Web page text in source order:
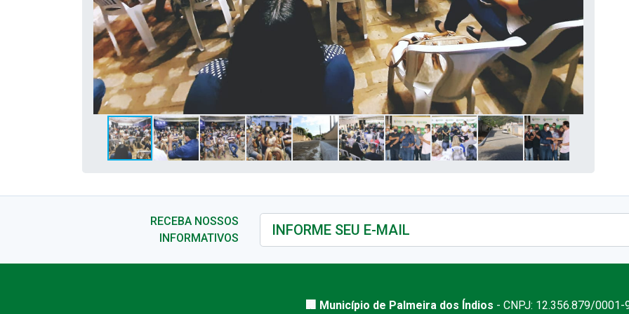
RECEBA NOSSOS
INFORMATIVOS
🏢 Município de Palmeira dos Índios - CNPJ: 12.356.879/0001-